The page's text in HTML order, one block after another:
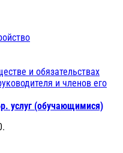
и обязательствах
и членов его
услуг (обучающимися)